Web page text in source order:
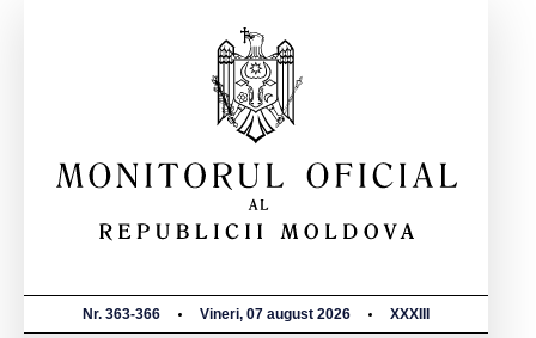
Nr. 363-366 Vineri, 07 august 2026 XXXIII